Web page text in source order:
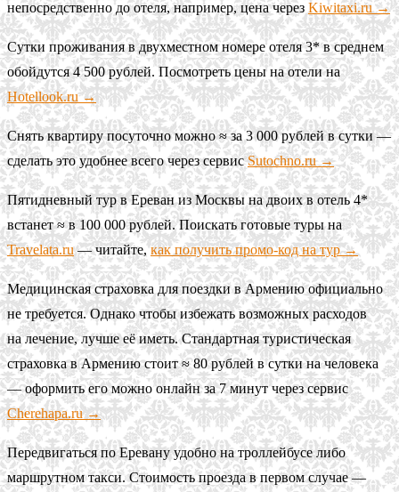
непосредственно до отеля, например, цена через Kiwitaxi.ru →
Сутки проживания в двухместном номере отеля 3* в среднем
обойдутся 4 500 рублей. Посмотреть цены на отели на
Hotellook.ru →
Снять квартиру посуточно можно ≈ за 3 000 рублей в сутки —
сделать это удобнее всего через сервисSutochno.ru →
Пятидневный тур в Ереван из Москвы на двоих в отель 4*
встанет ≈ в 100 000 рублей. Поискать готовые туры на
Travelata.ru— читайте,как получить промо-код на тур →
Медицинская страховка для поездки в Армению официально
не требуется. Однако чтобы избежать возможных расходов
на лечение, лучше её иметь. Стандартная туристическая
страховка в Армению стоит ≈ 80 рублей в сутки на человека
— оформить его можно онлайн за 7 минут через сервис
Cherehapa.ru →
Передвигаться по Еревану удобно на троллейбусе либо
маршрутном такси. Стоимость проезда в первом случае —